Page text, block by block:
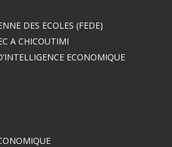
DES ECOLES (FEDE)
A CHICOUTIMI
ECONOMIQUE